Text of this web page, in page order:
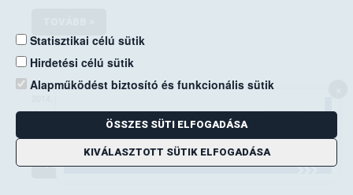
A mezei pocok elleni védekezési kötelezettség
a földhasználók kiemelt feladata
TOVÁBB >
Statisztikai célú sütik
Hirdetési célú sütik
Alapműködést biztosító és funkcionális sütik
ÖSSZES SÜTI ELFOGADÁSA
KIVÁLASZTOTT SÜTIK ELFOGADÁSA